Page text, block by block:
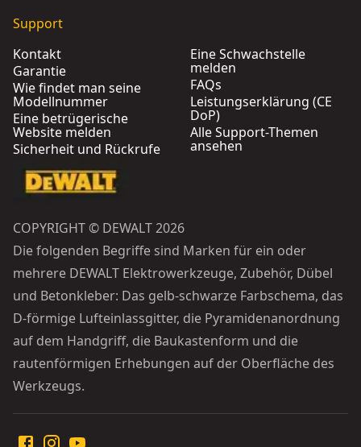
Support
Kontakt
Garantie
Wie findet man seine
Modellnummer
Eine betrügerische
Website melden
Sicherheit und Rückrufe
Eine Schwachstelle
melden
FAQs
Leistungserklärung (CE
DoP)
Alle Support-Themen
ansehen
COPYRIGHT © DEWALT 2026
Die folgenden Begriffe sind Marken für ein oder
mehrere DEWALT Elektrowerkzeuge, Zubehör, Dübel
und Betonkleber: Das gelb-schwarze Farbschema, das
D-förmige Lufteinlassgitter, die Pyramidenanordnung
auf dem Handgriff, die Baukastenform und die
rautenförmigen Erhebungen auf der Oberfläche des
Werkzeugs.